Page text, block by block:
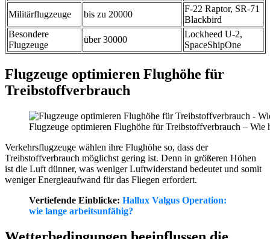
Militärflugzeuge
bis zu 20000
F-22 Raptor, SR-71
Blackbird
Besondere
Flugzeuge
über 30000
Lockheed U-2,
SpaceShipOne
Flugzeuge optimieren Flughöhe für
Treibstoffverbrauch
Flugzeuge optimieren Flughöhe für Treibstoffverbrauch – Wie
Verkehrsflugzeuge wählen ihre Flughöhe so, dass der
Treibstoffverbrauch möglichst gering ist. Denn in größeren Höhen
ist die Luft dünner, was weniger Luftwiderstand bedeutet und somit
weniger Energieaufwand für das Fliegen erfordert.
Vertiefende Einblicke: Hallux Valgus Operation:
wie lange arbeitsunfähig?